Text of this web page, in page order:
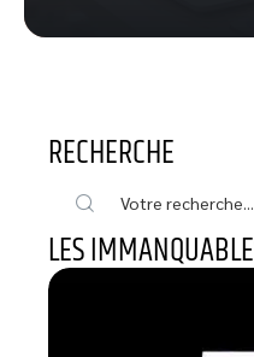
RECHERCHE
LES